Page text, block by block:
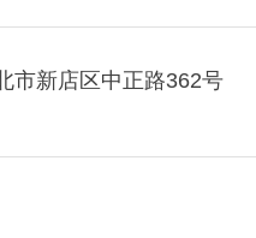
市新店区中正路362号